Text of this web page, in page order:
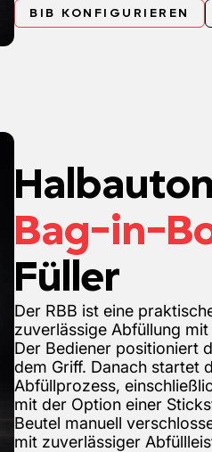
BIB KONFIGURIEREN
Bag-in-
Füller
Der RBB ist eine
zuverlässige Abfüllung
Der Bediener positioniert
dem Griff. Danach startet
Abfüllprozess,
mit der Option einer
Beutel manuell
mit zuverlässiger